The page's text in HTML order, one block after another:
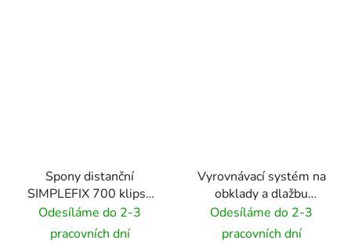
Spony distanční
SIMPLEFIX 700 klipsů
1,5 mm
Odesíláme do 2-3
pracovních dní
Vyrovnávací systém na
obklady a dlažbu
SIMPLEFIX 100 klíny +
500 spony + kleště 2,0
Odesíláme do 2-3
pracovních dní